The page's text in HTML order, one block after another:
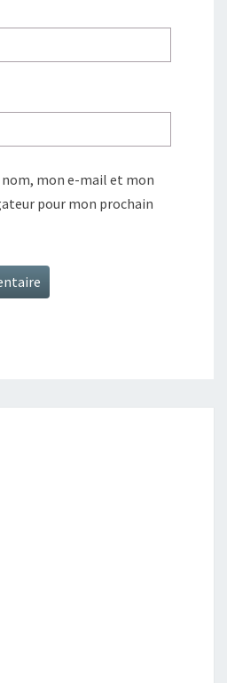
mon e-mail et mon
pour mon prochain